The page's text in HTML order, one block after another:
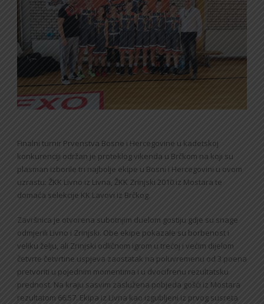
Finalni turnir Prvenstva Bosne i Hercegovine u kadetskoj
konkurenciji održan je proteklog vikenda u Brčkom na koji su
plasman izborile tri najbolje ekipe u Bosni i Hercegovini u ovom
uzrastu: ŽKK Livno iz Livna, ŽKK Zrinjski 2010 iz Mostara te
domaća selekcije KK Lavovi iz Brčkog.
Završnica je otvorena subotnjim duelom gostiju gdje su snage
odmjerili Livno i Zrinjski. Obe ekipe pokazale su borbenost i
veliku želju, ali Zrinjski odličnom igrom u trećoj i većim dijelom
četvrte četvrtine uspjeva zaostatak na poluvremenu od 3 poena
pretvoriti u pojednim momentima i u dvocifrenu rezultatsku
prednost. Na kraju sasvim zaslužena pobjeda gošći iz Mostara
rezultatom 66:57. Ekipa iz Livna kao izgubljeni iz prvog susreta